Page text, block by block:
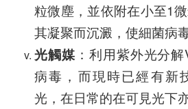
粒微塵，並依附在小至1
其凝聚而沉澱，使細菌病
光觸媒 ：利用紫外光分解
病毒，而現時已經有新
光，在日常的在可見光下